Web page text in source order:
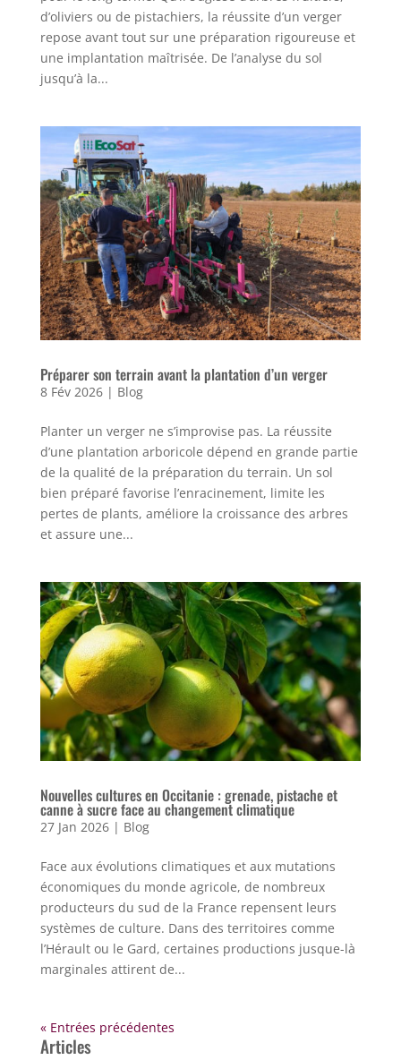
d’oliviers ou de pistachiers, la réussite d’un verger
repose avant tout sur une préparation rigoureuse et
une implantation maîtrisée. De l’analyse du sol
jusqu’à la...
Préparer son terrain avant la plantation d’un verger
8 Fév 2026| Blog
Planter un verger ne s’improvise pas. La réussite
d’une plantation arboricole dépend en grande partie
de la qualité de la préparation du terrain. Un sol
bien préparé favorise l’enracinement, limite les
pertes de plants, améliore la croissance des arbres
et assure une...
Nouvelles cultures en Occitanie : grenade, pistache et
canne à sucre face au changement climatique
27 Jan 2026| Blog
Face aux évolutions climatiques et aux mutations
économiques du monde agricole, de nombreux
producteurs du sud de la France repensent leurs
systèmes de culture. Dans des territoires comme
l’Hérault ou le Gard, certaines productions jusque-là
marginales attirent de...
« Entrées précédentes
Articles